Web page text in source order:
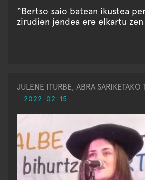
“Bertso saio batean ikustea
zirudien jendea ere elkartu zen
JULENE ITURBE, ABRA SARIKETAKO
2022-02-15